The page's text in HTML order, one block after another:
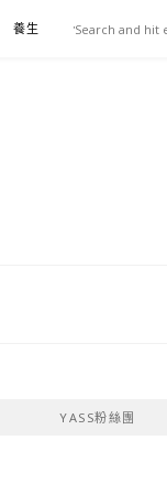
養生 伴手禮
YASS粉絲團